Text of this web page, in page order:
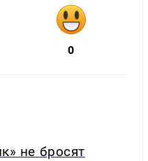
0
не бросят